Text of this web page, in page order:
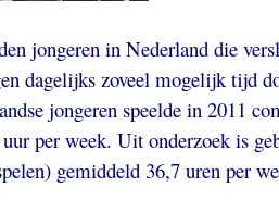
jongeren in Nederland die
dagelijks zoveel mogelijk tijd
jongeren speelde in 2011
per week. Uit onderzoek is
gemiddeld 36,7 uren per